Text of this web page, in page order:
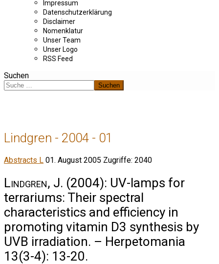
Impressum
Datenschutzerklärung
Disclaimer
Nomenklatur
Unser Team
Unser Logo
RSS Feed
Suchen
Suchen
Lindgren - 2004 - 01
Abstracts L 01. August 2005 Zugriffe: 2040
Lindgren, J. (2004): UV-lamps for
terrariums: Their spectral
characteristics and efficiency in
promoting vitamin D3 synthesis by
UVB irradiation. – Herpetomania
13(3-4): 13-20.